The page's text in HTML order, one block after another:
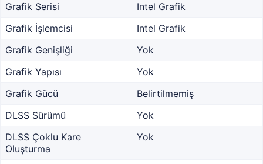
Grafik Serisi
Intel Grafik
Grafik İşlemcisi
Intel Grafik
Grafik Genişliği
Yok
Grafik Yapısı
Yok
Grafik Gücü
Belirtilmemiş
DLSS Sürümü
Yok
DLSS Çoklu Kare
Oluşturma
Yok